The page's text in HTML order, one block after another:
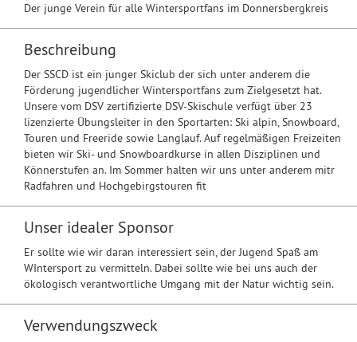
Der junge Verein für alle Wintersportfans im Donnersbergkreis
Beschreibung
Der SSCD ist ein junger Skiclub der sich unter anderem die
Förderung jugendlicher Wintersportfans zum Zielgesetzt hat.
Unsere vom DSV zertifizierte DSV-Skischule verfügt über 23
lizenzierte Übungsleiter in den Sportarten: Ski alpin, Snowboard,
Touren und Freeride sowie Langlauf. Auf regelmäßigen Freizeiten
bieten wir Ski- und Snowboardkurse in allen Disziplinen und
Könnerstufen an. Im Sommer halten wir uns unter anderem mitr
Radfahren und Hochgebirgstouren fit
Unser idealer Sponsor
Er sollte wie wir daran interessiert sein, der Jugend Spaß am
WIntersport zu vermitteln. Dabei sollte wie bei uns auch der
ökologisch verantwortliche Umgang mit der Natur wichtig sein.
Verwendungszweck